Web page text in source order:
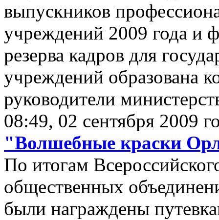
выпускников
учреждений 2009 года и
резерва кадров для
учреждений образована
руководители
08:49, 02 сентября 2009
"Волшебные краски
По итогам
общественных
были награждены